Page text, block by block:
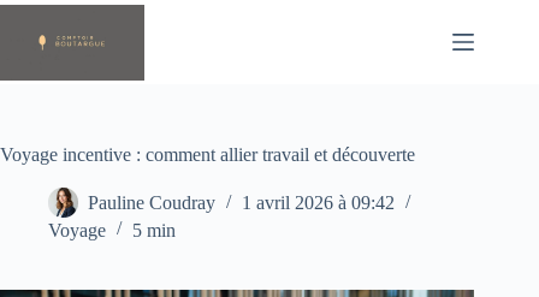
Passer
contenu
Voyage incentive : comment allier travail et découverte
Pauline Coudray
1 avril 2026 à 09:42
Voyage
5 min